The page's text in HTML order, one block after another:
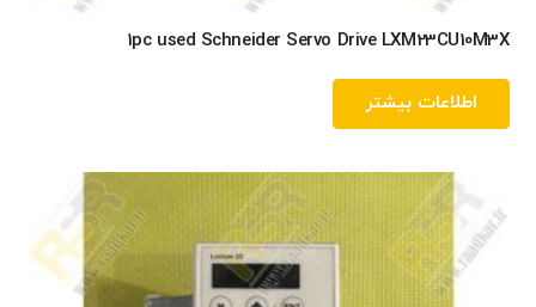
1pc used Schneider Servo Drive LXM23CU10M3X
اطلاعات بیشتر